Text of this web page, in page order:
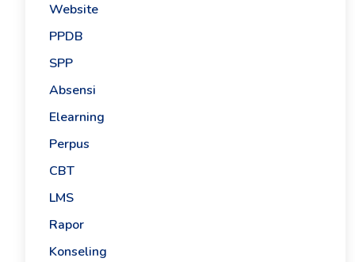
Website
PPDB
SPP
Absensi
Elearning
Perpus
CBT
LMS
Rapor
Konseling